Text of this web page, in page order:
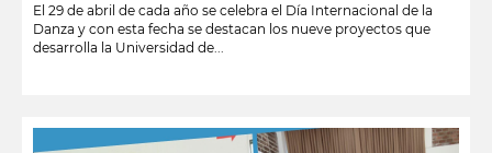
El 29 de abril de cada año se celebra el Día Internacional de la
Danza y con esta fecha se destacan los nueve proyectos que
desarrolla la Universidad de...